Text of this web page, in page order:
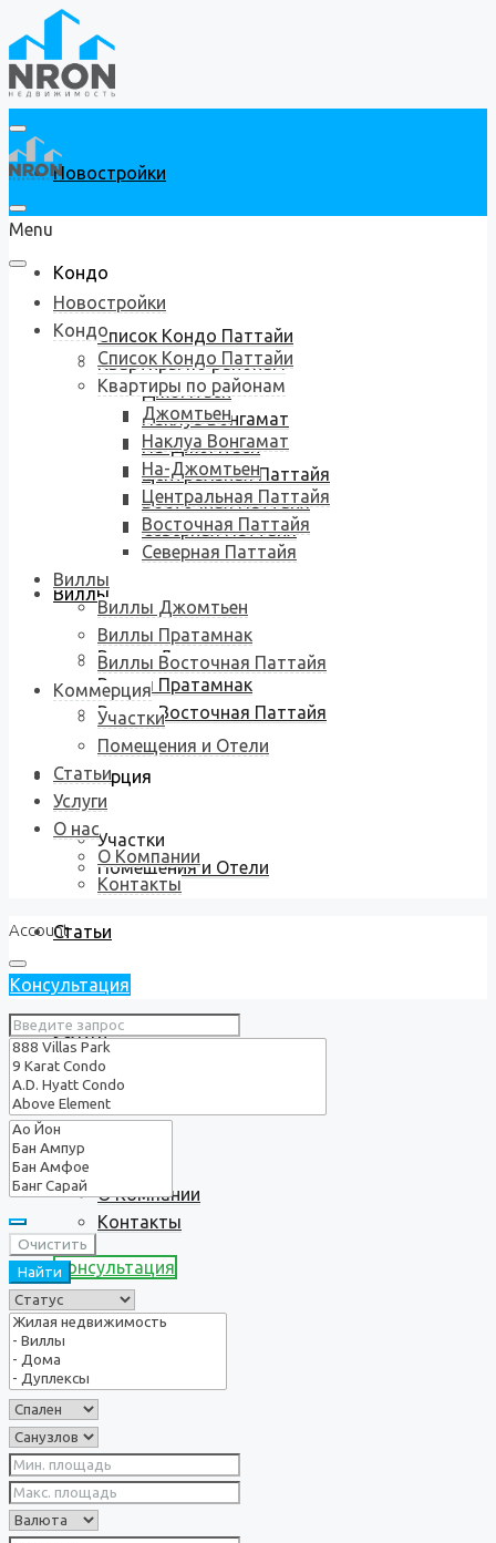
Новостройки
Кондо
Список Кондо Паттайи
Квартиры по районам
Джомтьен
Наклуа Вонгамат
На-Джомтьен
Центральная Паттайя
Восточная Паттайя
Северная Паттайя
Виллы
Виллы Джомтьен
Виллы Пратамнак
Виллы Восточная Паттайя
Коммерция
Участки
Помещения и Отели
Статьи
Услуги
О нас
О Компании
Контакты
Консультация
Menu
Новостройки
Кондо
Список Кондо Паттайи
Квартиры по районам
Джомтьен
Наклуа Вонгамат
На-Джомтьен
Центральная Паттайя
Восточная Паттайя
Северная Паттайя
Виллы
Виллы Джомтьен
Виллы Пратамнак
Виллы Восточная Паттайя
Коммерция
Участки
Помещения и Отели
Статьи
Услуги
О нас
О Компании
Контакты
Account
Консультация
Очистить
Найти